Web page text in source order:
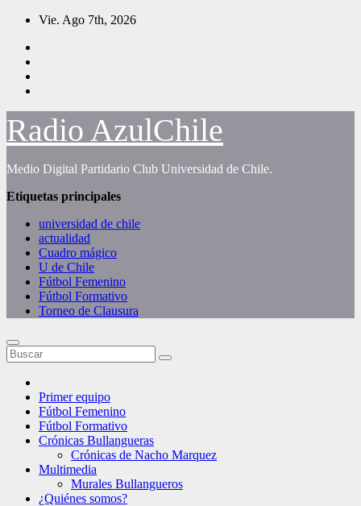
Saltar
contenido
Vie. Ago 7th, 2026
Radio AzulChile
Medio Digital Partidario Club Universidad de Chile.
Etiquetas principales
universidad de chile
actualidad
Cuadro mágico
U de Chile
Fútbol Femenino
Fútbol Formativo
Torneo de Clausura
Primer equipo
Fútbol Femenino
Fútbol Formativo
Crónicas Bullangueras
Crónicas de Nacho Marquez
Multimedia
Murales Bullangueros
¿Quiénes somos?